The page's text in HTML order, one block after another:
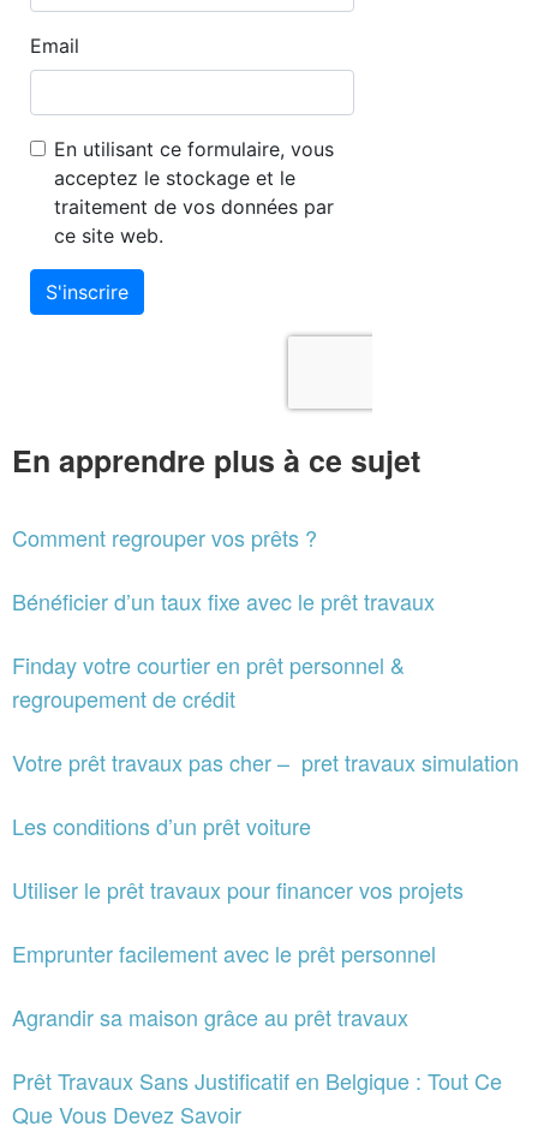
En apprendre plus à ce sujet
Comment regrouper vos prêts ?
Bénéficier d’un taux fixe avec le prêt travaux
Finday votre courtier en prêt personnel &
regroupement de crédit
Votre prêt travaux pas cher – pret travaux simulation
Les conditions d’un prêt voiture
Utiliser le prêt travaux pour financer vos projets
Emprunter facilement avec le prêt personnel
Agrandir sa maison grâce au prêt travaux
Prêt Travaux Sans Justificatif en Belgique : Tout Ce
Que Vous Devez Savoir